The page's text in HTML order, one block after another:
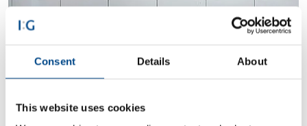
Consent Details About
This website uses cookies
La nostra metodologia #3